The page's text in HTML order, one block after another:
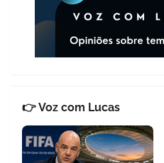
👉 Voz com Lucas